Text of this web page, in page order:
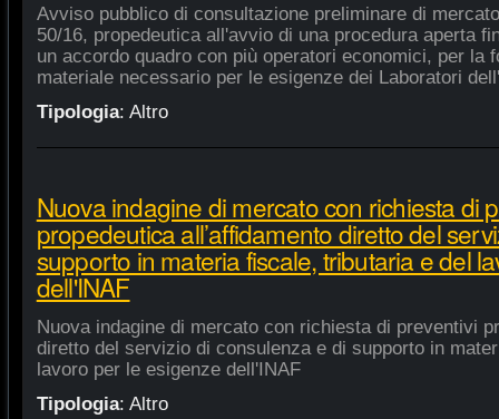
Avviso pubblico di consultazione preliminare di
50/16, propedeutica all'avvio di una procedura aperta
un accordo quadro con più operatori economici, per la
materiale necessario per le esigenze dei Laboratori
Tipologia: Altro
Nuova indagine di mercato con richiesta di
propedeutica all’affidamento diretto del
supporto in materia fiscale, tributaria e del
dell'INAF
Nuova indagine di mercato con richiesta di preventivi
diretto del servizio di consulenza e di supporto in
lavoro per le esigenze dell'INAF
Tipologia: Altro